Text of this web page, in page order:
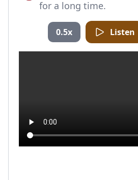
for a long time.
0.5x Listen